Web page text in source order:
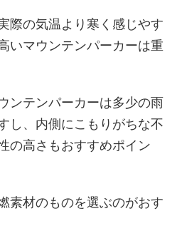
際の気温より寒く感じやす
いマウンテンパーカーは重
ンテンパーカーは多少の雨
し、内側にこもりがちな不
の高さもおすすめポイン
素材のものを選ぶのがおす